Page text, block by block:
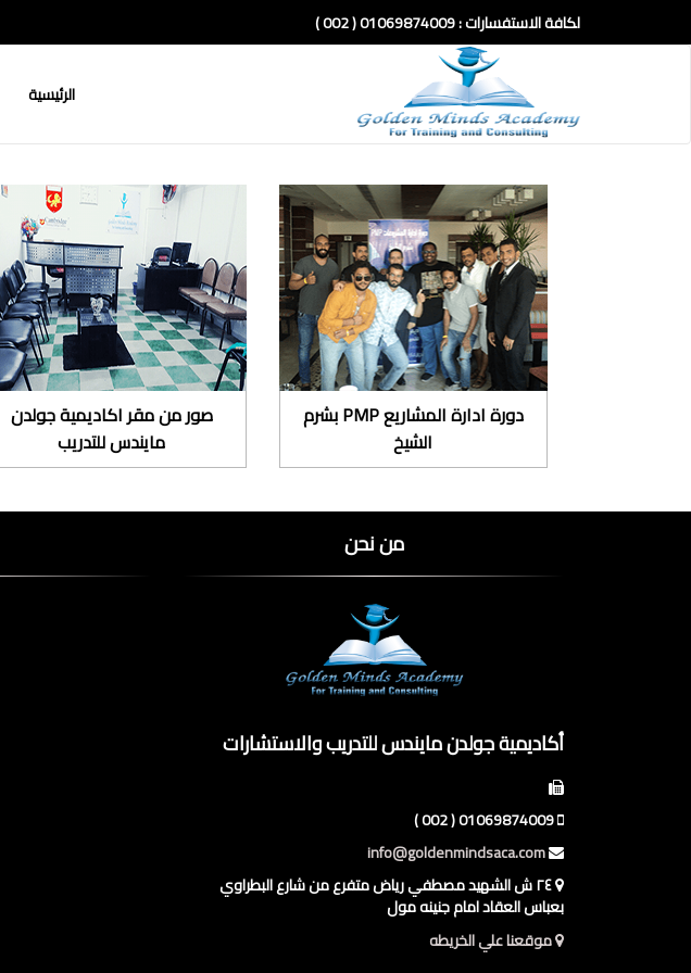
لكافة الاستفسارات :01069874009 ( 002 )
الرئيسية
دورة ادارة المشاريع PMP بشرم
الشيخ
صور من مقر اكاديمية جولدن
مايندس للتدريب
من نحن
أكاديمية جولدن مايندس للتدريب والاستشارات
info@goldenmindsaca.com
٢٤ ش الشهيد مصطفي رياض متفرع من شارع البطراوي
بعباس العقاد امام جنينه مول
موقعنا علي الخريطه